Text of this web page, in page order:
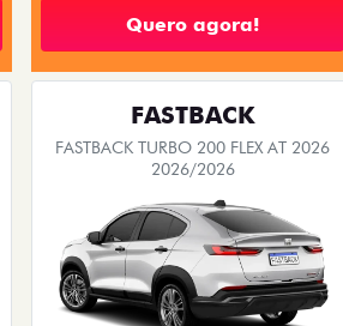
Quero agora!
FASTBACK
FASTBACK TURBO 200 FLEX AT 2026
2026/2026